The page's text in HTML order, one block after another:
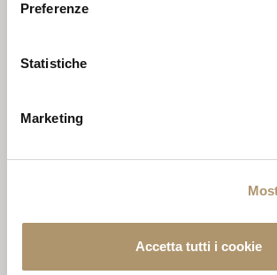
Preferenze
Statistiche
Marketing
Accetta tutti i cookie
REDAZIONALI